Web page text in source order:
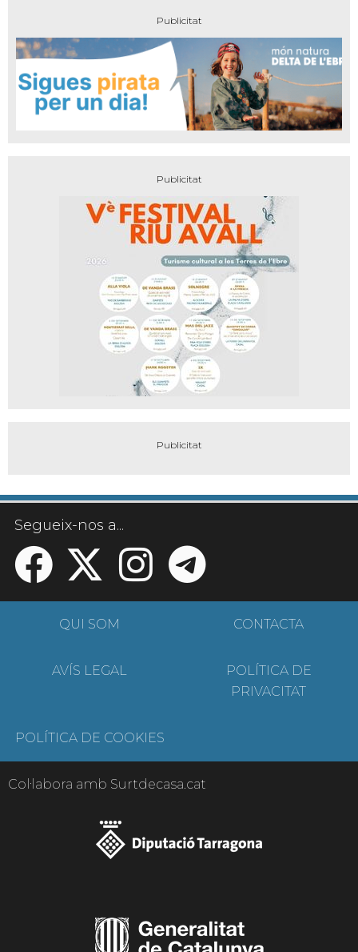
Segueix-nos a...
QUI SOM CONTACTA
AVÍS LEGAL
POLÍTICA DE
PRIVACITAT
POLÍTICA DE COOKIES
Col·labora amb Surtdecasa.cat